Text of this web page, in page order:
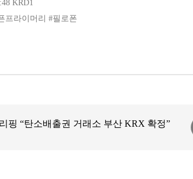
KRD1
프라이머리 #필로폰
핑 “탄소배출권 거래소 부산 KRX 확정”